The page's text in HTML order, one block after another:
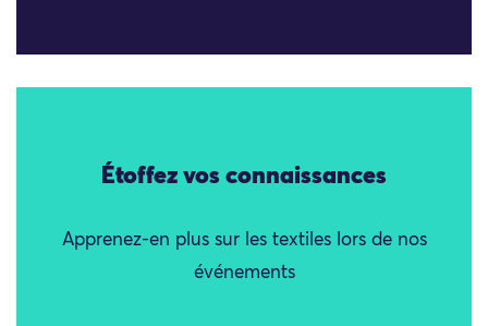
Étoffez vos connaissances
Apprenez-en plus sur les textiles lors de nos
événements